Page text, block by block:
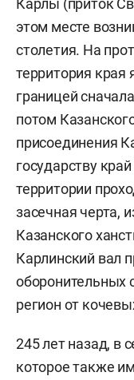
этом месте
столетия. На
территория края
границей
потом
присоединения
государству
территории
засечная черта,
Казанского
Карлинский вал
регион от
245 лет назад, в
которое также